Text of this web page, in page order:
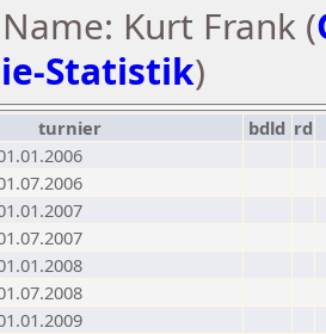
Kurt Frank (
Statistik)
turnier bdld rd